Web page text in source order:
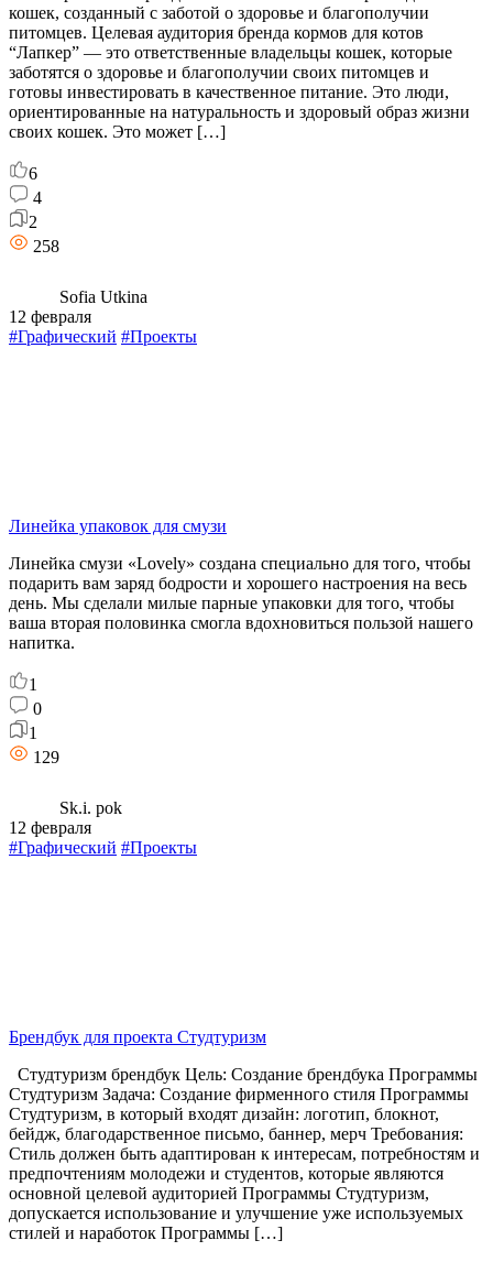
кошек, созданный с заботой о здоровье и благополучии
питомцев. Целевая аудитория бренда кормов для котов
“Лапкер” — это ответственные владельцы кошек, которые
заботятся о здоровье и благополучии своих питомцев и
готовы инвестировать в качественное питание. Это люди,
ориентированные на натуральность и здоровый образ жизни
своих кошек. Это может […]
6
4
2
258
Sofia Utkina
12 февраля
#Графический #Проекты
Линейка упаковок для смузи
Линейка смузи «Lovely» создана специально для того, чтобы
подарить вам заряд бодрости и хорошего настроения на весь
день. Мы сделали милые парные упаковки для того, чтобы
ваша вторая половинка смогла вдохновиться пользой нашего
напитка.
1
0
1
129
Sk.i. pok
12 февраля
#Графический #Проекты
Брендбук для проекта Студтуризм
Студтуризм брендбук Цель: Создание брендбука Программы
Студтуризм Задача: Создание фирменного стиля Программы
Студтуризм, в который входят дизайн: логотип, блокнот,
бейдж, благодарственное письмо, баннер, мерч Требования:
Стиль должен быть адаптирован к интересам, потребностям и
предпочтениям молодежи и студентов, которые являются
основной целевой аудиторией Программы Студтуризм,
допускается использование и улучшение уже используемых
стилей и наработок Программы […]